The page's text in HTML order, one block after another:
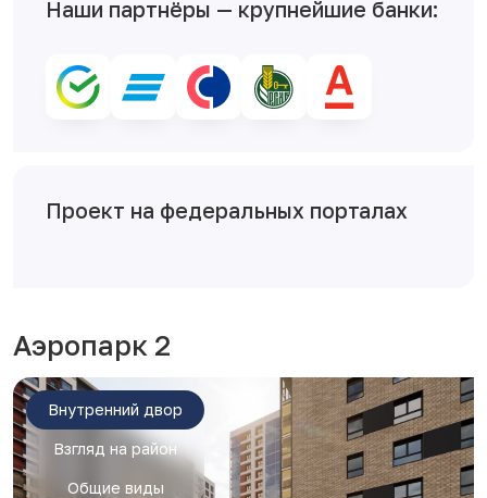
Наши партнёры — крупнейшие банки:
Проект на федеральных порталах
Аэропарк 2
Внутренний двор
Взгляд на район
Общие виды